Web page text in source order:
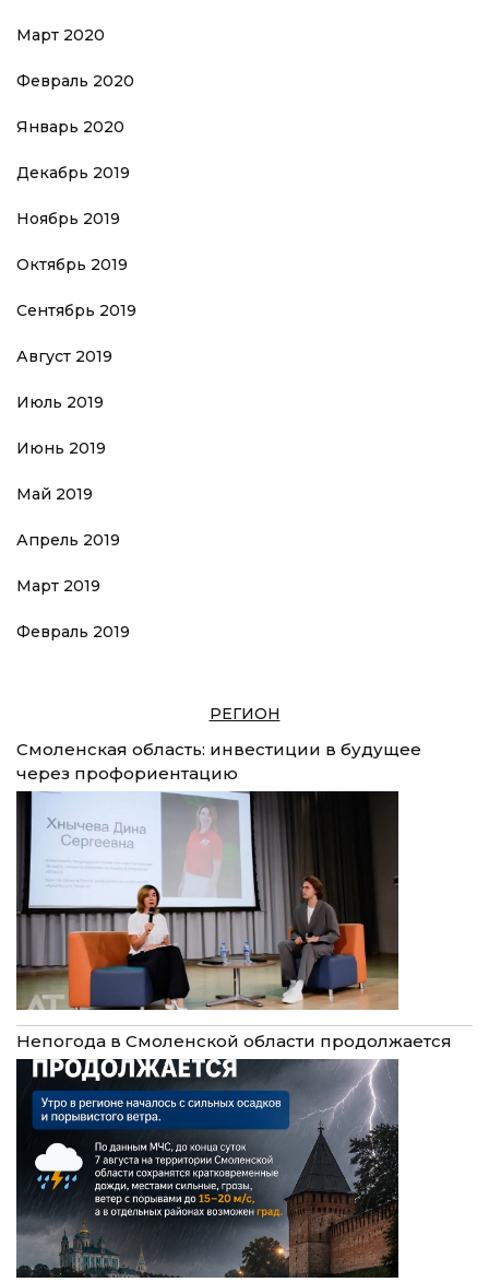
Март 2020
Февраль 2020
Январь 2020
Декабрь 2019
Ноябрь 2019
Октябрь 2019
Сентябрь 2019
Август 2019
Июль 2019
Июнь 2019
Май 2019
Апрель 2019
Март 2019
Февраль 2019
РЕГИОН
Смоленская область: инвестиции в будущее
через профориентацию
Непогода в Смоленской области продолжается